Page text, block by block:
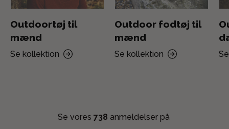
Outdoortøj til
mænd
Se kollektion
Outdoor fodtøj til
mænd
Se kollektion
Se vores 738 anmeldelser på